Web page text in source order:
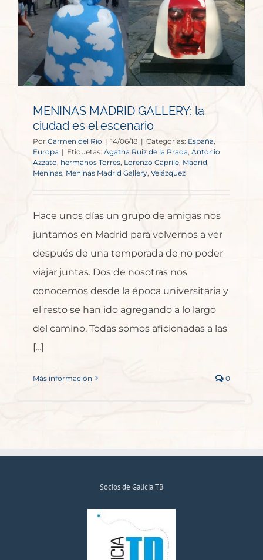
MENINAS MADRID GALLERY: la
ciudad es el escenario
Por Carmen del Rio | 14/06/18 | Categorías: España,
Europa | Etiquetas: Agatha Ruiz de la Prada Antonio
Azzato hermanos Torres, Lorenzo Caprile Madrid,
Meninas Meninas Madrid Gallery Velázquez
Hace unos días un grupo de amigas nos
juntamos en Madrid para volvernos a ver
después de una temporada de no poder
viajar juntas. Dos de nosotras nos
conocemos desde la época universitaria y
el resto se han ido agregando a lo largo
del camino. Todas somos aficionadas a las
[...]
Más información 0
Socios de Galicia TB